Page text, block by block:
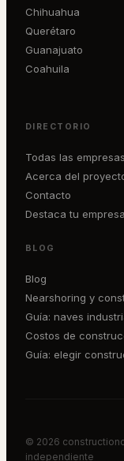
Chihuahua
Querétaro
Guanajuato
Coahuila
DIRECTORIO
Todas las empresas
Acerca del
Contacto
Destaca tu empresa
BLOG
Blog
Nearshoring y
Guía: naves
Costos de
Guía: elegir
© 2026
independiente